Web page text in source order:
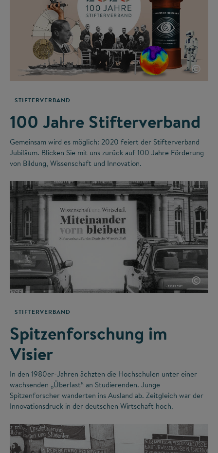
©
STIFTERVERBAND
100 Jahre Stifterverband
Gemeinsam wird es möglich: 2020 feiert der Stifterverband
Jubiläum. Blicken Sie mit uns zurück auf 100 Jahre Förderung
von Bildung, Wissenschaft und Innovation.
©
STIFTERVERBAND
Spitzenforschung im
Visier
In den 1980er-Jahren ächzten die Hochschulen unter einer
wachsenden „Überlast“ an Studierenden. Junge
Spitzenforscher wanderten ins Ausland ab. Zeitgleich war der
Innovationsdruck in der deutschen Wirtschaft hoch.